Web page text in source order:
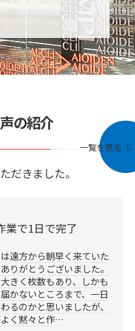
の紹介
だきました。
一覧を見る
業で1日で完了
遠方から朝早く来ていた
りがとうございました。
きく枚数もあり、しかも
かないところまで、一日
るのかと思いましたが、
く黙々と作…